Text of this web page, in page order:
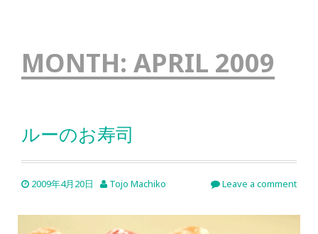
MONTH: APRIL 2009
ルーのお寿司
2009年4月20日 Tojo Machiko Leave a comment